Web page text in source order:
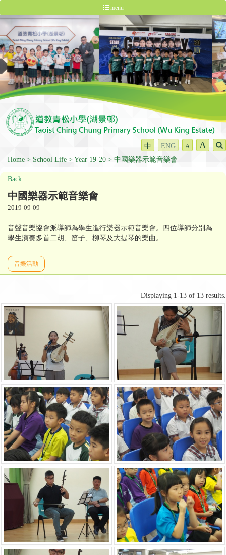
menu
中 ENG A A
Home School Life Year 19-20 中國樂器示範音樂會
Back
中國樂器示範音樂會
2019-09-09
音聲音樂協會派導師為學生進行樂器示範音樂會。四位導師分別為
學生演奏多首二胡、笛子、柳琴及大提琴的樂曲。
音樂活動
Displaying 1-13 of 13 results.